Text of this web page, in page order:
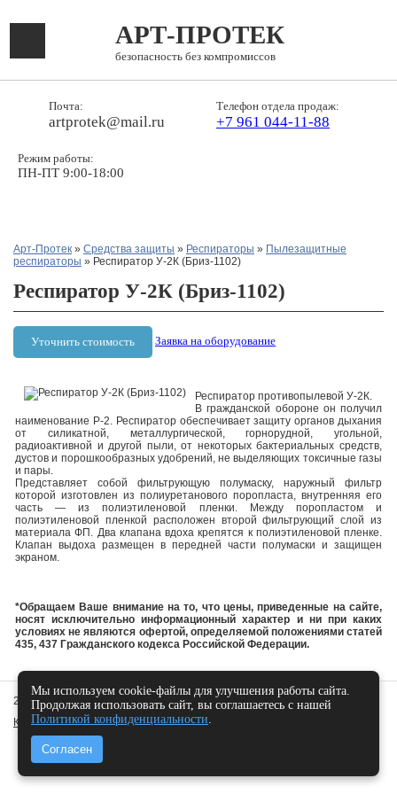
АРТ-ПРОТЕК
безопасность без компромиссов
Почта:
artprotek@mail.ru
Телефон отдела продаж:
+7 961 044-11-88
Режим работы:
ПН-ПТ 9:00-18:00
Арт-Протек » Средства защиты » Респираторы » Пылезащитные
респираторы » Респиратор У-2К (Бриз-1102)
Респиратор У-2К (Бриз-1102)
Уточнить стоимость Заявка на оборудование
Респиратор противопылевой У-2К.
В гражданской обороне он получил
наименование Р-2. Респиратор обеспечивает защиту органов дыхания
от силикатной, металлургической, горнорудной, угольной,
радиоактивной и другой пыли, от некоторых бактериальных средств,
дустов и порошкообразных удобрений, не выделяющих токсичные газы
и пары.
Представляет собой фильтрующую полумаску, наружный фильтр
которой изготовлен из полиуретанового поропласта, внутренняя его
часть — из полиэтиленовой пленки. Между поропластом и
полиэтиленовой пленкой расположен второй фильтрующий слой из
материала ФП. Два клапана вдоха крепятся к полиэтиленовой пленке.
Клапан выдоха размещен в передней части полумаски и защищен
экраном.
*Обращаем Ваше внимание на то, что цены, приведенные на сайте,
носят исключительно информационный характер и ни при каких
условиях не являются офертой, определяемой положениями статей
435, 437 Гражданского кодекса Российской Федерации.
2010 -2026 © Арт-Протек,Политика конфиденциальности
Карта сайта
Мы используем cookie-файлы для улучшения работы сайта.
Продолжая использовать сайт, вы соглашаетесь с нашей
Политикой конфиденциальности.
Согласен